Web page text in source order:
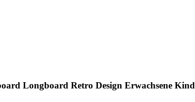
Longboard Retro Design Erwachsene